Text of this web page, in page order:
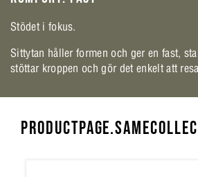
Stödet i fokus.
Sittytan håller formen och ger en fast,
stöttar kroppen och gör det enkelt att